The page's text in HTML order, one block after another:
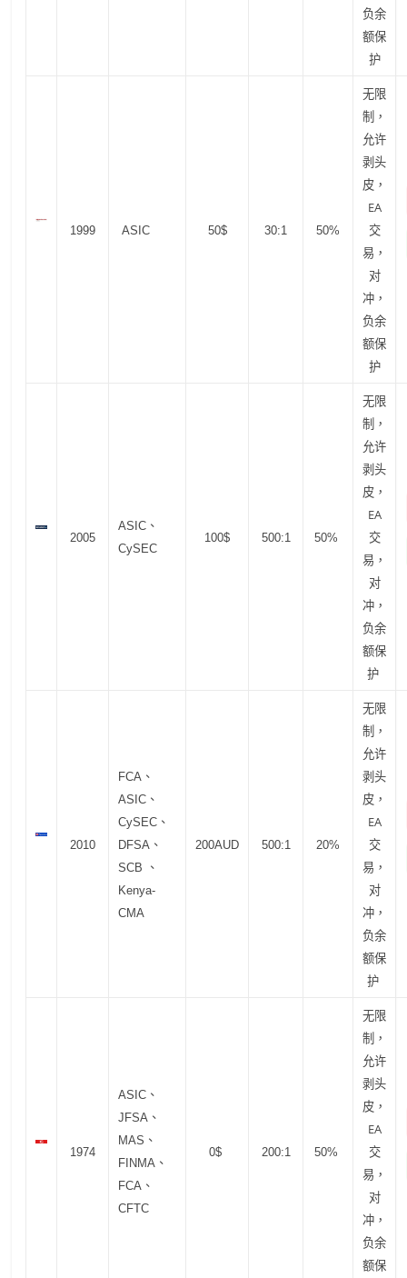
负余
额保
护
1999 ASIC 50$ 30:1 50%
无限
制，
允许
剥头
皮，
EA
交
易，
对
冲，
负余
额保
护
2005
ASIC、
CySEC
100$ 500:1 50%
无限
制，
允许
剥头
皮，
EA
交
易，
对
冲，
负余
额保
护
2010
FCA、
ASIC、
CySEC、
DFSA、
SCB 、
Kenya-
CMA
200AUD 500:1 20%
无限
制，
允许
剥头
皮，
EA
交
易，
对
冲，
负余
额保
护
1974
ASIC、
JFSA、
MAS、
FINMA、
FCA、
CFTC
0$ 200:1 50%
无限
制，
允许
剥头
皮，
EA
交
易，
对
冲，
负余
额保